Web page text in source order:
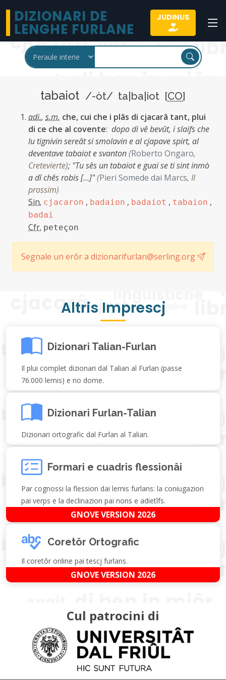
DIZIONARI DE
LENGHE FURLANE
JUDINUS
tabaiot /-òt/ ta|ba|iot [CO]
adi., s.m. che, cui che i plâs di cjacarâ tant, plui
di ce che al covente: dopo di vê bevût, i slaifs che
lu tignivin sereât si smolavin e al cjapave spirt, al
deventave tabaiot e svanton(Roberto Ongaro,
Cretevierte); "Tu sês un tabaiot e guai se ti sint inmò
a dî chês robis […]"(Pieri Somede dai Marcs, Il
prossim)
Sin. cjacaron , badaion , badaiot , tabaion ,
badai
Cfr. peteçon
Segnale un erôr a dizionarifurlan@serling.org
Altris Imprescj
Dizionari Talian-Furlan
Il plui complet dizionari dal Talian al Furlan (passe
76.000 lemis) e no dome.
Dizionari Furlan-Talian
Dizionari ortografic dal Furlan al Talian.
Formari e cuadris flessionâi
Par cognossi la flession dai lemis furlans: la coniugazion
pai verps e la declinazion pai nons e adietîfs.
GNOVE VERSION 2026
Coretôr Ortografic
Il coretôr online pai tescj furlans.
GNOVE VERSION 2026
Cul patrocini di